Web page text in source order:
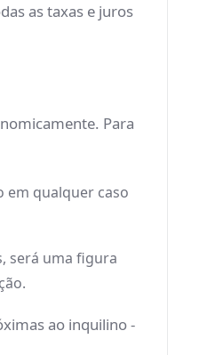
as taxas e juros
Para
em qualquer caso
será uma figura
ao inquilino -